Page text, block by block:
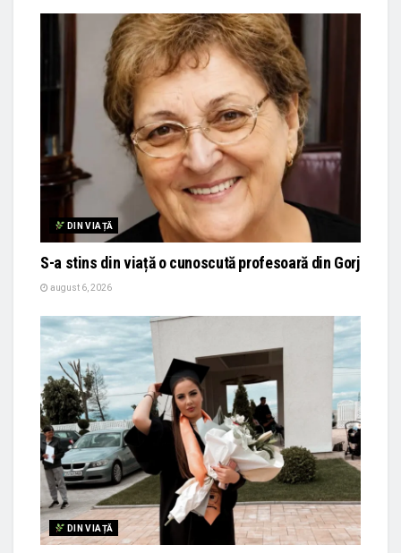
DIN VIAȚĂ
S-a stins din viață o cunoscută profesoară din Gorj
august 6, 2026
DIN VIAȚĂ